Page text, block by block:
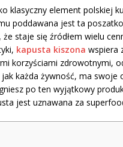
klasyczny element polskiej
poddawana jest ta
staje się źródłem wielu
kapusta kiszona wspiera
korzyściami zdrowotnymi,
każda żywność, ma swoje
po ten wyjątkowy
jest uznawana za